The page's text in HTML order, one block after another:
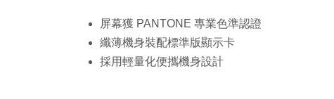
屏幕獲 PANTONE 專業色準認證
纖薄機身裝配標準版顯示卡
採用輕量化便攜機身設計